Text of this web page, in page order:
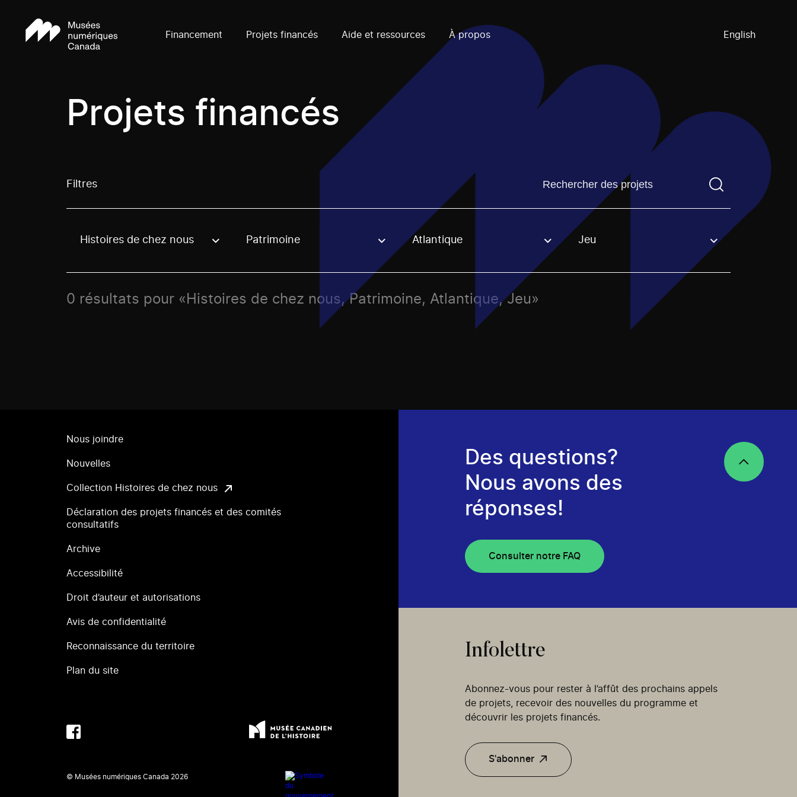
Financement Projets financés Aide et ressources À propos English
Projets financés
Filtres Trouvez un projetVous devez saisir un terme de
Use these options to filter projects by topic, stream or regon. The filter will be applied when selecting an option.
Histoires de chez nous Patrimoine Atlantique Jeu
0 résultats pour «Histoires de chez nous, Patrimoine, Atlantique, Jeu»
Nous joindre
Nouvelles
Collection Histoires de chez nous
Déclaration des projets financés et des comités
consultatifs
Archive
Accessibilité
Droit d’auteur et autorisations
Avis de confidentialité
Reconnaissance du territoire
Plan du site
© Musées numériques Canada 2026
Des questions?
Nous avons des
réponses!
Consulter notre FAQ
Infolettre
Abonnez-vous pour rester à l’affût des prochains appels
de projets, recevoir des nouvelles du programme et
découvrir les projets financés.
S'abonner